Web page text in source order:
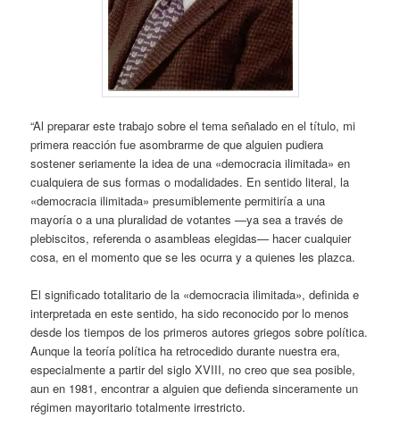
“Al preparar este trabajo sobre el tema señalado en el título, mi
primera reacción fue asombrarme de que alguien pudiera
sostener seriamente la idea de una «democracia ilimitada» en
cualquiera de sus formas o modalidades. En sentido literal, la
«democracia ilimitada» presumiblemente permitiría a una
mayoría o a una pluralidad de votantes —ya sea a través de
plebiscitos, referenda o asambleas elegidas— hacer cualquier
cosa, en el momento que se les ocurra y a quienes les plazca.
El significado totalitario de la «democracia ilimitada», definida e
interpretada en este sentido, ha sido reconocido por lo menos
desde los tiempos de los primeros autores griegos sobre política.
Aunque la teoría política ha retrocedido durante nuestra era,
especialmente a partir del siglo XVIII, no creo que sea posible,
aun en 1981, encontrar a alguien que defienda sinceramente un
régimen mayoritario totalmente irrestricto.